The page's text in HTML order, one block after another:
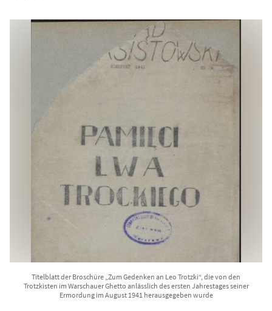
Titelblatt der Broschüre „Zum Gedenken an Leo Trotzki“, die von den
Trotzkisten im Warschauer Ghetto anlässlich des ersten Jahrestages seiner
Ermordung im August 1941 herausgegeben wurde